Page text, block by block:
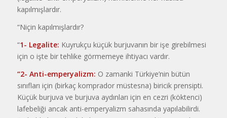
kapılmışlardır.
“Niçin kapılmışlardır?
“1- Legalite: Kuyrukçu küçük burjuvanın bir işe girebilmesi
için o işte bir tehlike görmemeye ihtiyacı vardır.
“2- Anti-emperyalizm: O zamanki Türkiye’nin bütün
sınıfları için (birkaç komprador müstesna) biricik prensipti.
Küçük burjuva ve burjuva aydınları için en cezri (köktenci)
lafebeliği ancak anti-emperyalizm sahasında yapılabilirdi.